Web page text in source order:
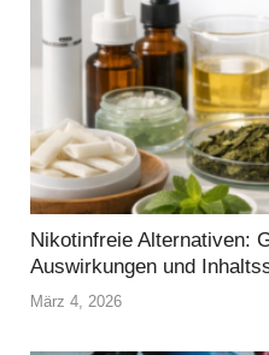
Nikotinfreie Alternativen:
Auswirkungen und
März 4, 2026